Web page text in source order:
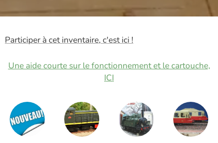
Participer à cet inventaire, c'est ici !
Une aide courte sur le fonctionnement et le cartouche,
ICI